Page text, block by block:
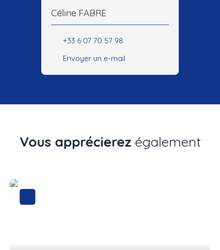
Céline FABRE
+33 6 07 70 57 98
Envoyer un e-mail
Vous apprécierez également